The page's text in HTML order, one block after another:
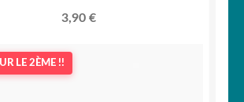
3,90 €
LE 2ÈME !!